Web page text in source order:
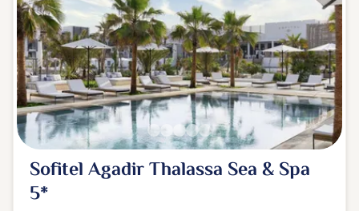
Sofitel Agadir Thalassa Sea & Spa
5*